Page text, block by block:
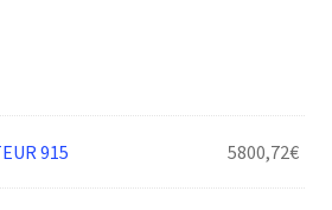
915 5800,72€